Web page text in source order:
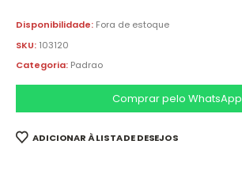
Disponibilidade: Fora de estoque
SKU: 103120
Categoria: Padrao
Comprar pelo WhatsApp
ADICIONAR À LISTA DE DESEJOS